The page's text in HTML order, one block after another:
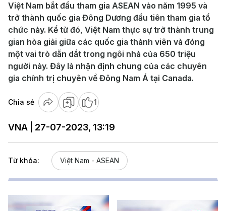
Việt Nam bắt đầu tham gia ASEAN vào năm 1995 và
trở thành quốc gia Đông Dương đầu tiên tham gia tổ
chức này. Kể từ đó, Việt Nam thực sự trở thành trung
gian hòa giải giữa các quốc gia thành viên và đóng
một vai trò dẫn dắt trong ngôi nhà của 650 triệu
người này. Đây là nhận định chung của các chuyên
gia chính trị chuyên về Đông Nam Á tại Canada.
Chia sẻ 1
VNA | 27-07-2023, 13:19
Từ khóa: Việt Nam - ASEAN